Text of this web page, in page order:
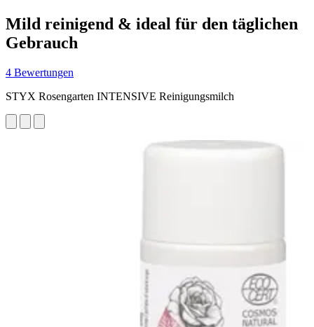
Mild reinigend & ideal für den täglichen
Gebrauch
4 Bewertungen
STYX Rosengarten INTENSIVE Reinigungsmilch